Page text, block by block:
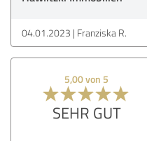
04.01.2023 Franziska R.
5,00 von 5
SEHR GUT